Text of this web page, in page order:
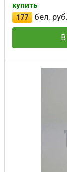
купить
177
бел. руб.